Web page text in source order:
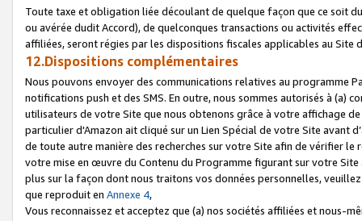
Toute taxe et obligation liée découlant de quelque façon que ce soit
ou avérée dudit Accord), de quelconques transactions ou activités
affiliées, seront régies par les dispositions fiscales applicables au Site
12.Dispositions complémentaires
Nous pouvons envoyer des communications relatives au programme
notifications push et des SMS. En outre, nous sommes autorisés à
utilisateurs de votre Site que nous obtenons grâce à votre affichage
particulier d'Amazon ait cliqué sur un Lien Spécial de votre Site avant
de toute autre manière des recherches sur votre Site afin de vérifier
votre mise en œuvre du Contenu du Programme figurant sur votre
plus sur la façon dont nous traitons vos données personnelles,
que reproduit en Annexe 4,
Vous reconnaissez et acceptez que (a) nos sociétés affiliées et nous-